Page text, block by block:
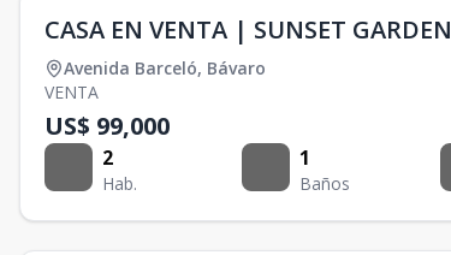
CASA EN VENTA | SUNSET GARDEN
Avenida Barceló, Bávaro
VENTA
US$ 99,000
2
Hab.
1
Baños